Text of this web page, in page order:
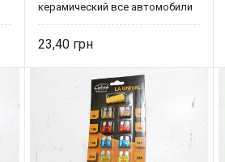
керамический все автомобили
23,40